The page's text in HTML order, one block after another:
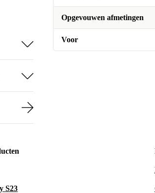
Opgevouwen afmetingen
Voor
S23